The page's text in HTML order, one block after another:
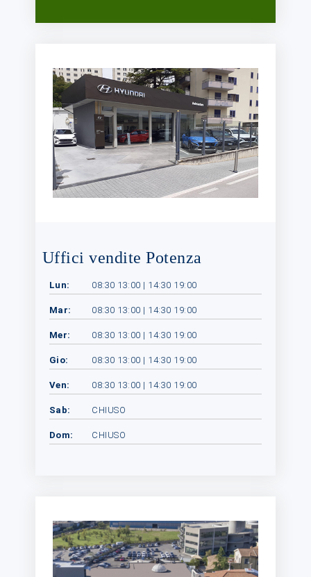
Uffici vendite Potenza
Lun: 08:30 13:00 | 14:30 19:00
Mar: 08:30 13:00 | 14:30 19:00
Mer: 08:30 13:00 | 14:30 19:00
Gio: 08:30 13:00 | 14:30 19:00
Ven: 08:30 13:00 | 14:30 19:00
Sab: CHIUSO
Dom: CHIUSO